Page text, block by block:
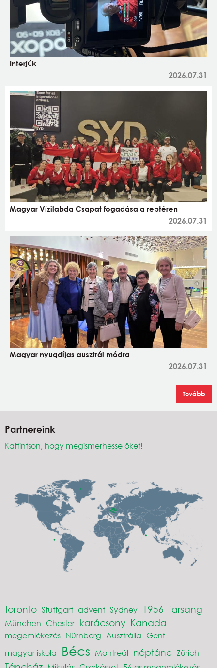
Interjúk
2026.07.31
Magyar Vízilabda Csapat fogadása a reptéren
2026.07.31
Magyar nyugdíjas ausztrál módra
2026.07.31
Tovább
Partnereink
Kattintson, hogy megismerhesse őket!
toronto Stuttgart advent Sydney 1956 farsang
München Chester karácsony Kanada
megemlékezés Nürnberg Ausztrália Genf
magyar iskola
Bécs Montreál néptánc Zürich